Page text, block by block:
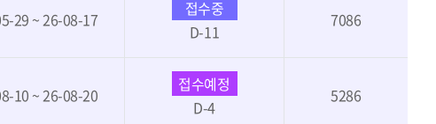
29 ~ 26-08-17
접수중
D-11
7086
10 ~ 26-08-20
접수예정
D-4
5286